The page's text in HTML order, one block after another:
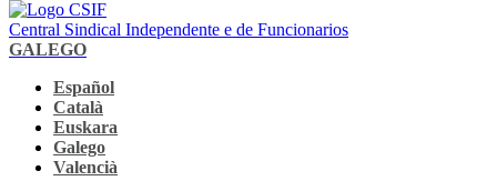
Central Sindical Independente e de Funcionarios
GALEGO
Español
Català
Euskara
Galego
Valencià